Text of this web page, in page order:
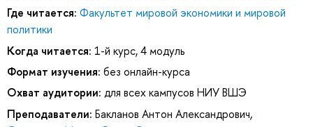
Где читается: Факультет мировой экономики и мировой
политики
Когда читается: 1-й курс, 4 модуль
Формат изучения: без онлайн-курса
Охват аудитории: для всех кампусов НИУ ВШЭ
Преподаватели: Бакланов Антон Александрович,